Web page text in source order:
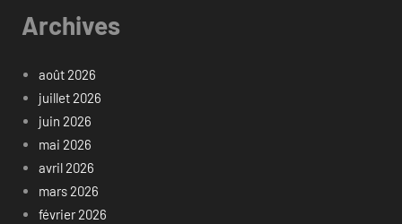
Archives
août 2026
juillet 2026
juin 2026
mai 2026
avril 2026
mars 2026
février 2026